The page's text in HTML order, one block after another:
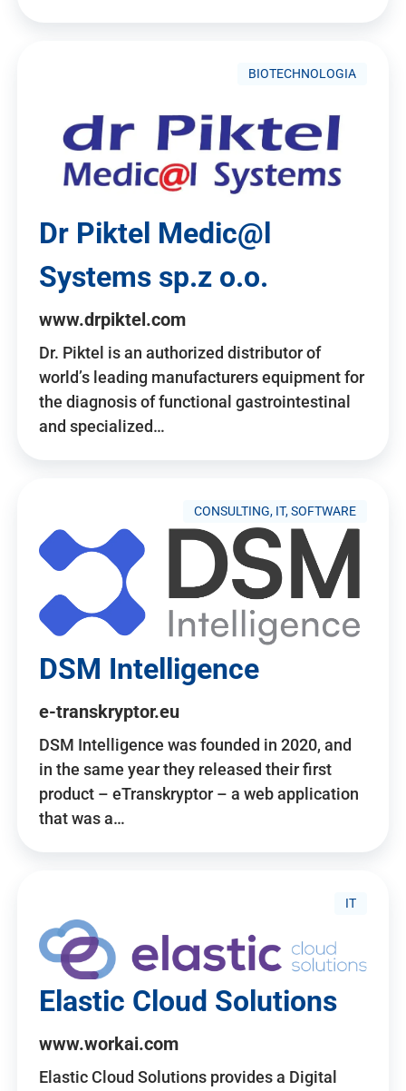
BIOTECHNOLOGIA
Dr Piktel Medic@l
Systems sp.z o.o.
www.drpiktel.com
Dr. Piktel is an authorized distributor of
world’s leading manufacturers equipment for
the diagnosis of functional gastrointestinal
and specialized…
CONSULTING, IT, SOFTWARE
DSM Intelligence
e-transkryptor.eu
DSM Intelligence was founded in 2020, and
in the same year they released their first
product – eTranskryptor – a web application
that was a…
IT
Elastic Cloud Solutions
www.workai.com
Elastic Cloud Solutions provides a Digital